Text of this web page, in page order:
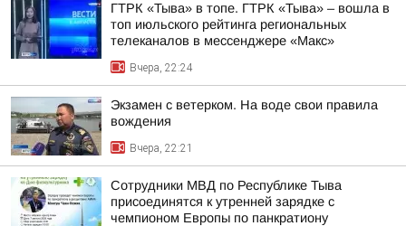
ГТРК «Тыва» в топе. ГТРК «Тыва» – вошла в
топ июльского рейтинга региональных
телеканалов в мессенджере «Макс»
Вчера, 22:24
Экзамен с ветерком. На воде свои правила
вождения
Вчера, 22:21
Сотрудники МВД по Республике Тыва
присоединятся к утренней зарядке с
чемпионом Европы по панкратиону